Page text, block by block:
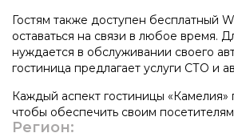
Гостям также доступен бесплатный
оставаться на связи в любое время.
нуждается в обслуживании своего
гостиница предлагает услуги СТО и
Каждый аспект гостиницы «Камелия»
чтобы обеспечить своим
Регион: